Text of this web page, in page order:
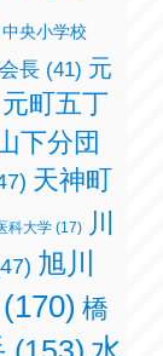
中央小学校
会長(41) 元
元町五丁
下分団
天神町
科大学(17)
川
旭川
(170) 橋